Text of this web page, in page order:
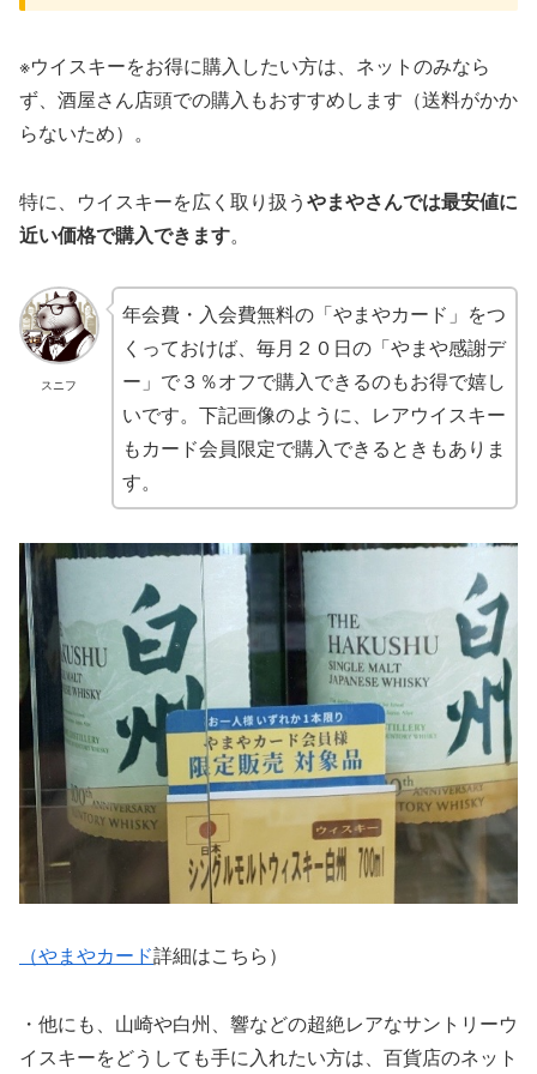
※ウイスキーをお得に購入したい方は、ネットのみなら
ず、酒屋さん店頭での購入もおすすめします（送料がかか
らないため）。
特に、ウイスキーを広く取り扱うやまやさんでは最安値に
近い価格で購入できます。
スニフ
年会費・入会費無料の「やまやカード」をつ
くっておけば、毎月２０日の「やまや感謝デ
ー」で３％オフで購入できるのもお得で嬉し
いです。下記画像のように、レアウイスキー
もカード会員限定で購入できるときもありま
す。
（やまやカード詳細はこちら）
・他にも、山崎や白州、響などの超絶レアなサントリーウ
イスキーをどうしても手に入れたい方は、百貨店のネット